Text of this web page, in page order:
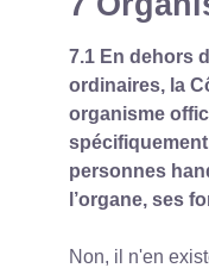
7.1 En dehors
ordinaires, la
organisme
personnes
l’organe, ses
Non, il n'en